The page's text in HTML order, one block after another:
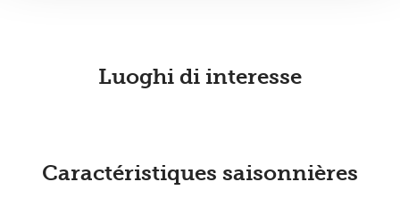
Luoghi di interesse
Caractéristiques saisonnières